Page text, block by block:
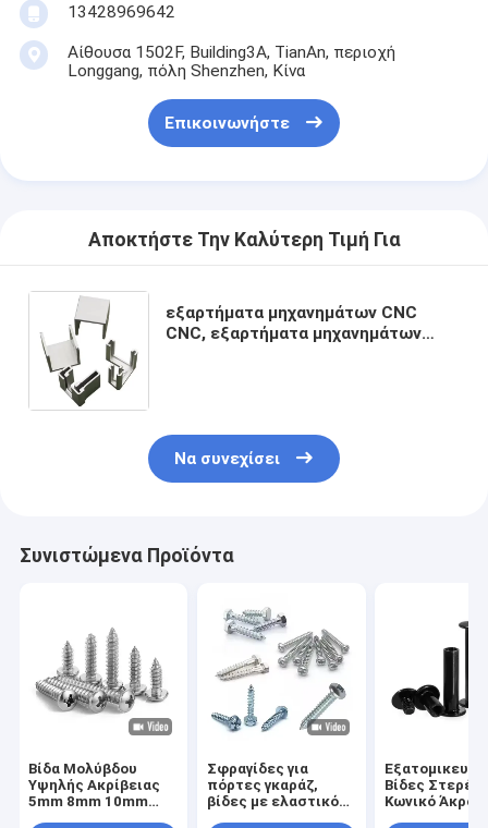
13428969642
Αίθουσα 1502F, Building3A, TianAn, περιοχή
Longgang, πόλη Shenzhen, Κίνα
Επικοινωνήστε
Αποκτήστε Την Καλύτερη Τιμή Για
εξαρτήματα μηχανημάτων CNC
CNC, εξαρτήματα μηχανημάτων
Να συνεχίσει
Συνιστώμενα Προϊόντα
Βίδα Μολύβδου
Υψηλής Ακρίβειας
5mm 8mm 10mm
Σφραγίδες για
πόρτες γκαράζ,
βίδες με ελαστικό
Βίδες
Κωνικό Άκρο